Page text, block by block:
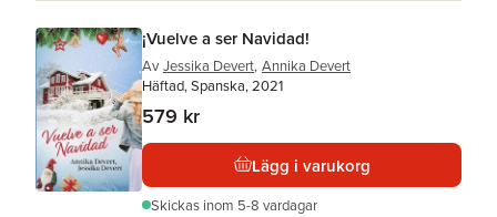
¡Vuelve a ser Navidad!
Av Jessika Devert, Annika Devert
Häftad, Spanska, 2021
579 kr
Lägg i varukorg
Skickas inom 5-8 vardagar